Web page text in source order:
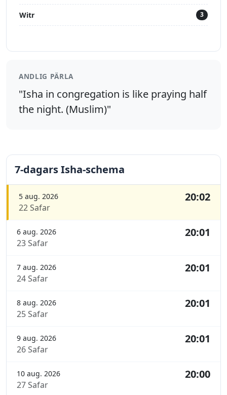
Witr 3
ANDLIG PÄRLA
"Isha in congregation is like praying half
the night. (Muslim)"
7-dagars Isha-schema
5 aug. 2026
22 Safar
20:02
6 aug. 2026
23 Safar
20:01
7 aug. 2026
24 Safar
20:01
8 aug. 2026
25 Safar
20:01
9 aug. 2026
26 Safar
20:01
10 aug. 2026
27 Safar
20:00